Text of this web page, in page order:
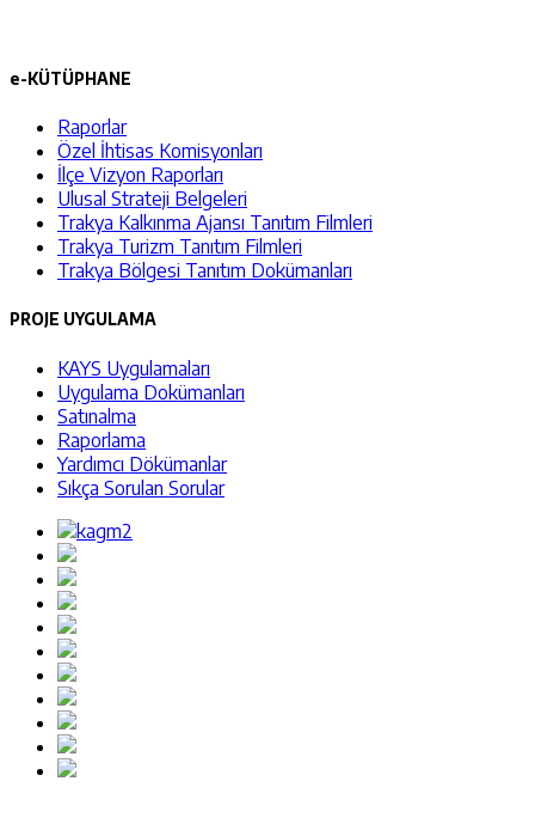
e-KÜTÜPHANE
Raporlar
Özel İhtisas Komisyonları
İlçe Vizyon Raporları
Ulusal Strateji Belgeleri
Trakya Kalkınma Ajansı Tanıtım Filmleri
Trakya Turizm Tanıtım Filmleri
Trakya Bölgesi Tanıtım Dokümanları
PROJE UYGULAMA
KAYS Uygulamaları
Uygulama Dokümanları
Satınalma
Raporlama
Yardımcı Dökümanlar
Sıkça Sorulan Sorular